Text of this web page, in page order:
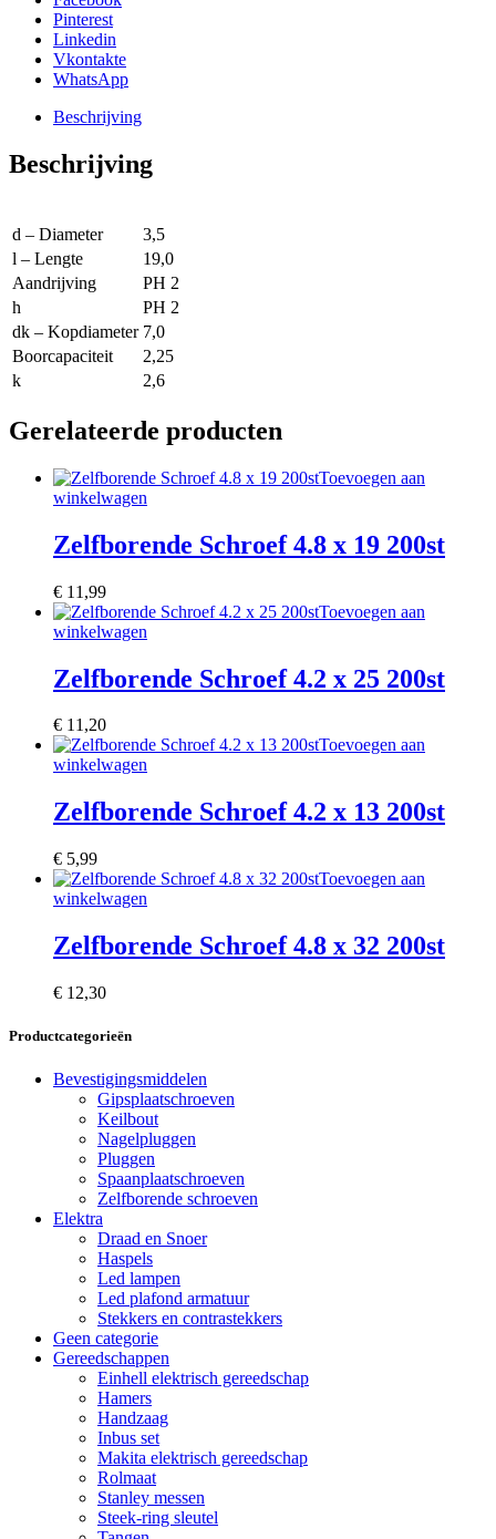
Pinterest
Linkedin
Vkontakte
WhatsApp
Beschrijving
Beschrijving
d – Diameter
3,5
l – Lengte
19,0
Aandrijving
PH 2
h
PH 2
dk – Kopdiameter 7,0
Boorcapaciteit
2,25
k
2,6
Gerelateerde producten
Toevoegen aan
winkelwagen
Zelfborende Schroef 4.8 x 19 200st
€ 11,99
Toevoegen aan
winkelwagen
Zelfborende Schroef 4.2 x 25 200st
€ 11,20
Toevoegen aan
winkelwagen
Zelfborende Schroef 4.2 x 13 200st
€ 5,99
Toevoegen aan
winkelwagen
Zelfborende Schroef 4.8 x 32 200st
€ 12,30
Productcategorieën
Bevestigingsmiddelen
Gipsplaatschroeven
Keilbout
Nagelpluggen
Pluggen
Spaanplaatschroeven
Zelfborende schroeven
Elektra
Draad en Snoer
Haspels
Led lampen
Led plafond armatuur
Stekkers en contrastekkers
Geen categorie
Gereedschappen
Einhell elektrisch gereedschap
Hamers
Handzaag
Inbus set
Makita elektrisch gereedschap
Rolmaat
Stanley messen
Steek-ring sleutel